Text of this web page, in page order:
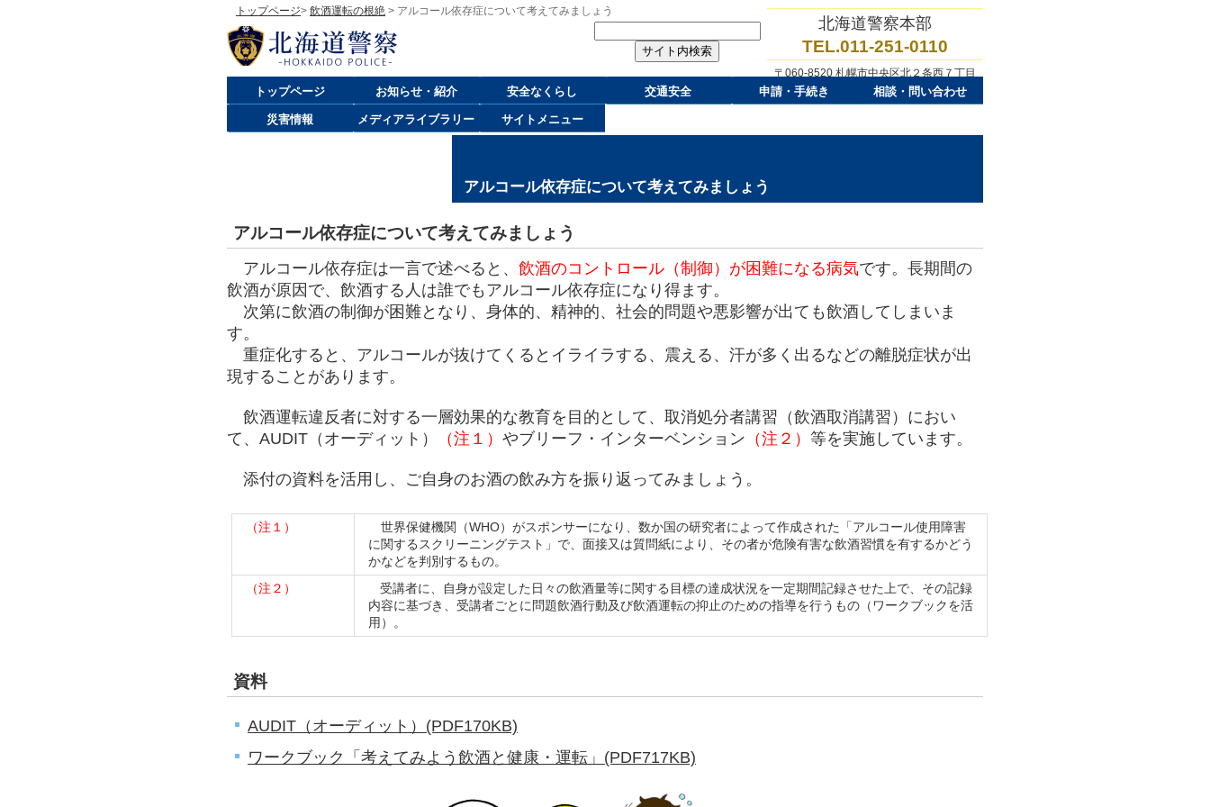
トップページ> 飲酒運転の根絶 > アルコール依存症について考えてみましょう
北海道警察本部
TEL.011-251-0110
〒060-8520 札幌市中央区北２条西７丁目
アルコール依存症について考えてみましょう
アルコール依存症について考えてみましょう
アルコール依存症は一言で述べると、 飲酒のコントロール（制御）が困難になる病気です。長期間の
飲酒が原因で、飲酒する人は誰でもアルコール依存症になり得ます。
次第に飲酒の制御が困難となり、身体的、精神的、社会的問題や悪影響が出ても飲酒してしまいま
す。
重症化すると、アルコールが抜けてくるとイライラする、震える、汗が多く出るなどの離脱症状が出
現することがあります。
飲酒運転違反者に対する一層効果的な教育を目的として、取消処分者講習（飲酒取消講習）におい
て、AUDIT（オーディット）
（注１） やブリーフ・インターベンション （注２） 等を実施しています。
添付の資料を活用し、ご自身のお酒の飲み方を振り返ってみましょう。
（注１）
世界保健機関（WHO）がスポンサーになり、数か国の研究者によって作成された「アルコール使用障害
に関するスクリーニングテスト」で、面接又は質問紙により、その者が危険有害な飲酒習慣を有するかどう
かなどを判別するもの。
（注２）
受講者に、自身が設定した日々の飲酒量等に関する目標の達成状況を一定期間記録させた上で、その記録
内容に基づき、受講者ごとに問題飲酒行動及び飲酒運転の抑止のための指導を行うもの（ワークブックを活
用）。
資料
AUDIT（オーディット）(PDF170KB)
ワークブック「考えてみよう飲酒と健康・運転」(PDF717KB)
トップページ お知らせ・紹介 安全なくらし 交通安全 申請・手続き 相談・問い合わせ
災害情報 メディアライブラリー サイトメニュー